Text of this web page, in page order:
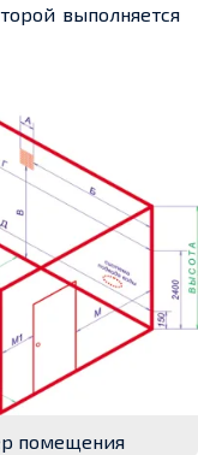
выполняется
помещения